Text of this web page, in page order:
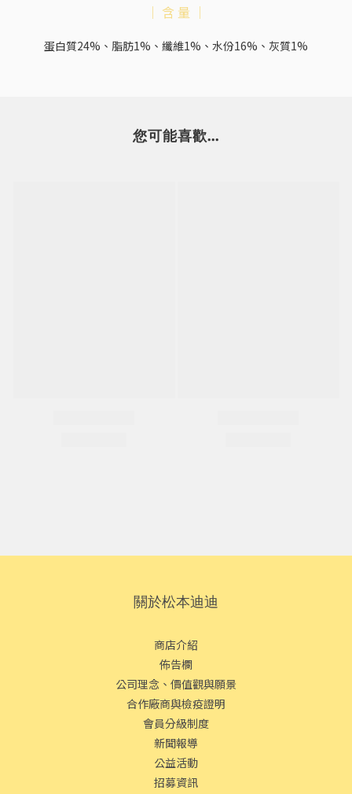
｜ 含 量 ｜
蛋白質24%、脂肪1%、纖維1%、水份16%、灰質1%
您可能喜歡...
關於松本迪迪
商店介紹
佈告欄
公司理念、價值觀與願景
合作廠商與檢疫證明
會員分級制度
新聞報導
公益活動
招募資訊